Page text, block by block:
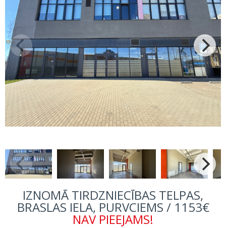
IZNOMĀ TIRDZNIECĪBAS TELPAS,
BRASLAS IELA, PURVCIEMS / 1153€
NAV PIEEJAMS!